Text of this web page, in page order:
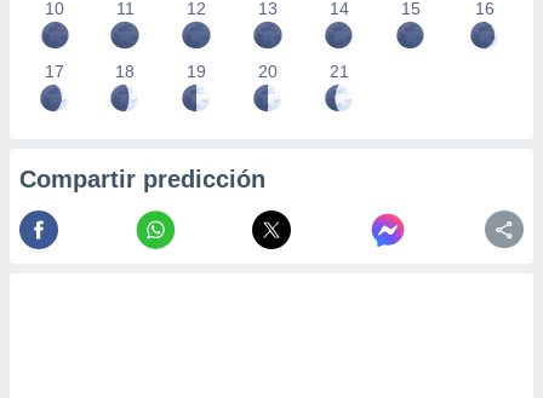
10 11 12 13 14 15 16
17 18 19 20 21
Compartir predicción